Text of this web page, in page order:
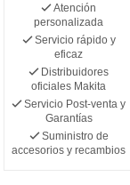
Atención
personalizada
Servicio rápido y
eficaz
Distribuidores
oficiales Makita
Servicio Post-venta y
Garantías
Suministro de
accesorios y recambios